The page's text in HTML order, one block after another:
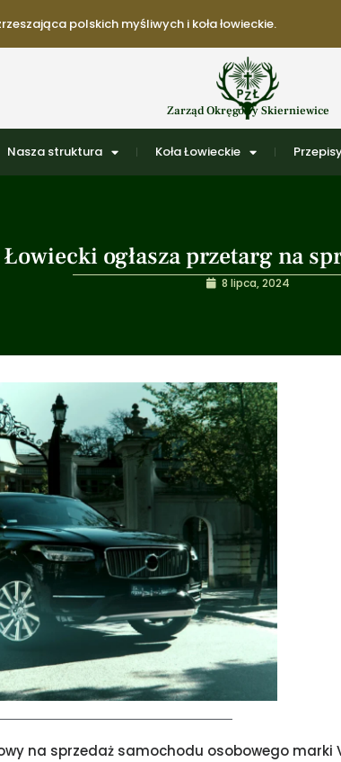
polskich myśliwych i koła łowieckie.
Zarząd Okręgowy Skierniewice
Nasza struktura Koła Łowieckie
ogłasza przetarg na
8 lipca, 2024
na sprzedaż samochodu osobowego marki